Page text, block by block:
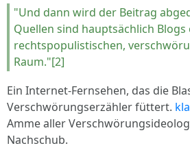
"Und dann wird der Beitrag
Quellen sind hauptsächlich Blogs
rechtspopulistischen,
Raum."[2]
Ein Internet-Fernsehen, das die
Verschwörungserzähler füttert.
Amme aller
Nachschub.